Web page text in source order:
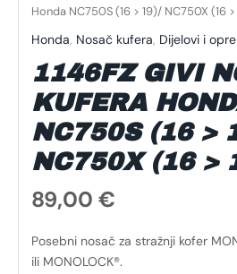
Honda NC750S (16 > 19)/ NC750X (16 >
Honda, Nosač kufera, Dijelovi i
1146FZ GIVI
KUFERA
NC750S (16 >
NC750X (16 >
89,00 €
Posebni nosač za stražnji kofer
ili MONOLOCK®.